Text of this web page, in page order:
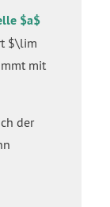
$a$
$\lim
mit
der